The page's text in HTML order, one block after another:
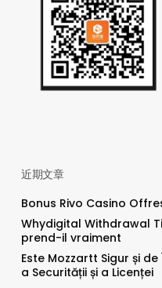
近期文章
Bonus Rivo Casino
Whydigital Withdrawal
prend-il vraiment
Este Mozzartt Sigur și
a Securității și a Licenței